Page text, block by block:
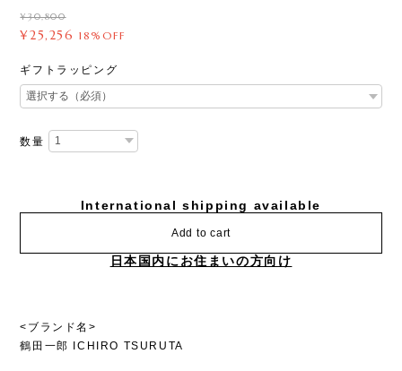
¥30,800
¥25,256 18%OFF
ギフトラッピング
数量
International shipping available
Add to cart
日本国内にお住まいの方向け
<ブランド名>
鶴田一郎 ICHIRO TSURUTA